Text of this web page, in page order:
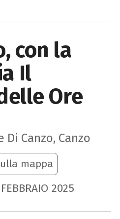
con la
Il
Ore
Di Canzo, Canzo
mappa
FEBBRAIO 2025